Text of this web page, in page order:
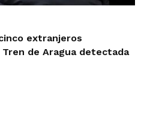
extranjeros
de Aragua detectada